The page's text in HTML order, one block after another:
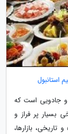
استانبول
و جادویی است که
بسیار پر فراز و
بازارها،